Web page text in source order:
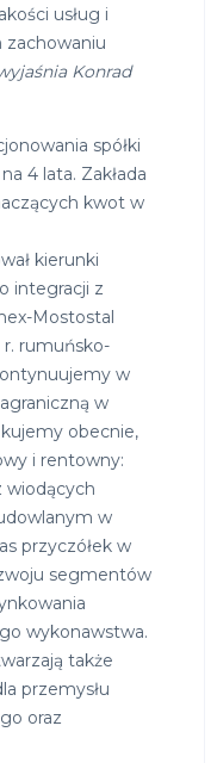
usług i
Konrad
spółki
4 lata. Zakłada
kwot w
kierunki
integracji z
Mostostal
rumuńsko-
w
w
obecnie,
i rentowny:
wiodących
w
przyczółek w
segmentów
wykonawstwa.
także
przemysłu
oraz